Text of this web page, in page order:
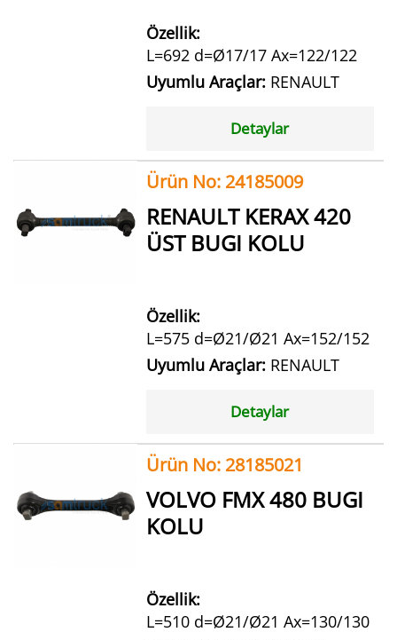
Özellik:
L=692 d=Ø17/17 Ax=122/122
Uyumlu Araçlar: RENAULT
Detaylar
Ürün No: 24185009
RENAULT KERAX 420
ÜST BUGI KOLU
Özellik:
L=575 d=Ø21/Ø21 Ax=152/152
Uyumlu Araçlar: RENAULT
Detaylar
Ürün No: 28185021
VOLVO FMX 480 BUGI
KOLU
Özellik:
L=510 d=Ø21/Ø21 Ax=130/130